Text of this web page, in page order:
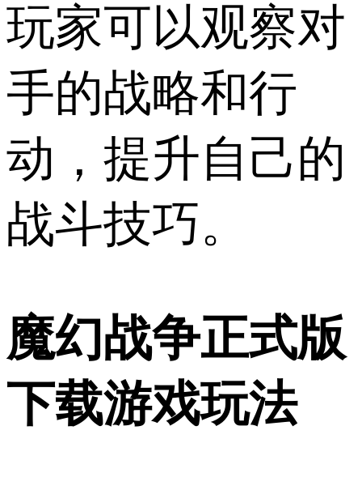
玩家可以观察对
手的战略和行
动，提升自己的
战斗技巧。
魔幻战争正式版
下载游戏玩法